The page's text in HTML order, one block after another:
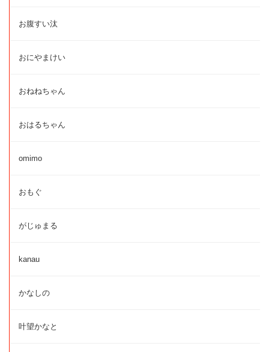
お腹すい汰
おにやまけい
おねねちゃん
おはるちゃん
omimo
おもぐ
がじゅまる
kanau
かなしの
叶望かなと